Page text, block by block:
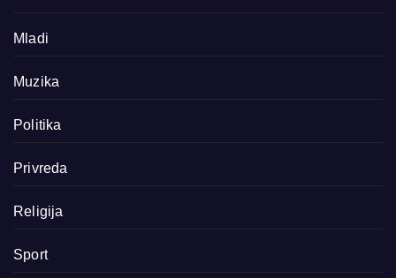
Mladi
Muzika
Politika
Privreda
Religija
Sport